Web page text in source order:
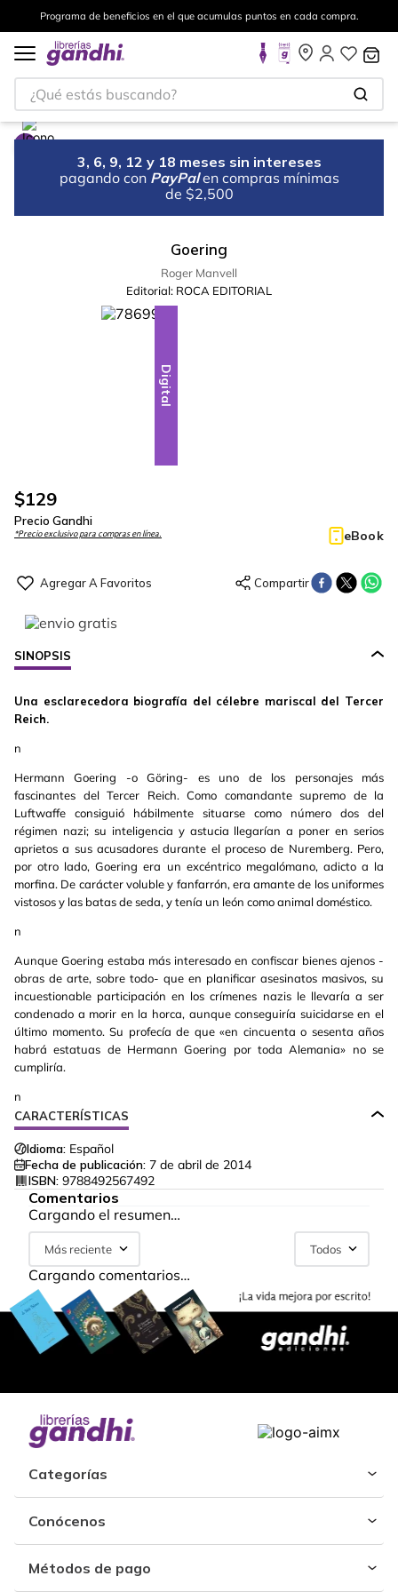
Programa de beneficios en el que acumulas puntos en cada compra.
¿Qué estás buscando?
3, 6, 9, 12 y 18 meses sin intereses
pagando con PayPal en compras mínimas
de $2,500
Goering
Roger Manvell
Editorial: ROCA EDITORIAL
Digital
$129
Precio Gandhi
*Precio exclusivo para compras en línea. eBook
SINOPSIS
Una esclarecedora biografía del célebre mariscal del Tercer
Reich.
n
Hermann Goering -o Göring- es uno de los personajes más
fascinantes del Tercer Reich. Como comandante supremo de la
Luftwaffe consiguió hábilmente situarse como número dos del
régimen nazi; su inteligencia y astucia llegarían a poner en serios
aprietos a sus acusadores durante el proceso de Nuremberg. Pero,
por otro lado, Goering era un excéntrico megalómano, adicto a la
morfina. De carácter voluble y fanfarrón, era amante de los uniformes
vistosos y las batas de seda, y tenía un león como animal doméstico.
n
Aunque Goering estaba más interesado en confiscar bienes ajenos -
obras de arte, sobre todo- que en planificar asesinatos masivos, su
incuestionable participación en los crímenes nazis le llevaría a ser
condenado a morir en la horca, aunque conseguiría suicidarse en el
último momento. Su profecía de que «en cincuenta o sesenta años
habrá estatuas de Hermann Goering por toda Alemania» no se
cumpliría.
n
CARACTERÍSTICAS
Idioma: Español
Fecha de publicación: 7 de abril de 2014
ISBN: 9788492567492
Comentarios
Cargando el resumen…
Más reciente Todos
Cargando comentarios…
Categorías
Conócenos
Métodos de pago